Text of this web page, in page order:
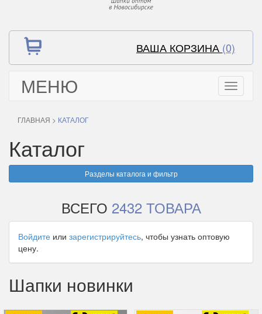
ВАША КОРЗИНА (0)
МЕНЮ
Toggle
ГЛАВНАЯ > КАТАЛОГ
Каталог
Разделы каталога и фильтр
ВСЕГО 2432 ТОВАРА
Войдите или зарегистрируйтесь, чтобы узнать оптовую
цену.
Шапки новинки